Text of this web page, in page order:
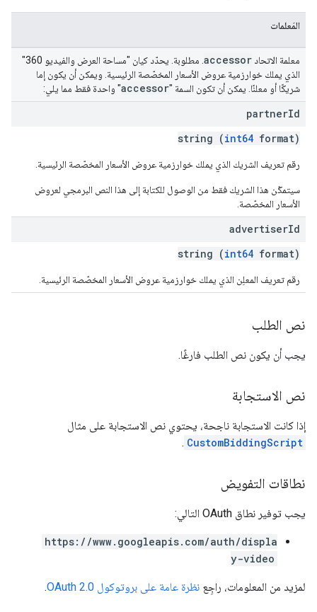
المَعلمات
معلمة الاتحاد accessor
. مطلوبة. يحدّد كيان "مساحة العرض والفيديو 360"
الذي يملك خوارزمية عروض الأسعار المخصّصة الرئيسية. ويمكن أن يكون إما
شريكًا أو معلنًا. يمكن أن تكون السمة "accessor" واحدة فقط مما يلي:
partnerId
string (int64 format)
رقم تعريف الشريك الذي يملك خوارزمية عروض الأسعار المخصّصة الرئيسية.
سيتمكّن هذا الشريك فقط من الوصول للكتابة إلى هذا النص البرمجي لعروض
الأسعار المخصّصة.
advertiserId
string (int64 format)
رقم تعريف المعلِن الذي يملك خوارزمية عروض الأسعار المخصّصة الرئيسية.
نص الطلب
يجب أن يكون نص الطلب فارغًا.
نص الاستجابة
إذا كانت الاستجابة ناجحة، يحتوي نص الاستجابة على مثال
CustomBiddingScript
.
نطاقات التفويض
يجب توفير نطاق OAuth التالي:
https://www.googleapis.com/auth/displa
y-video
لمزيد من المعلومات، راجِع نظرة عامة على بروتوكول OAuth 2.0 .